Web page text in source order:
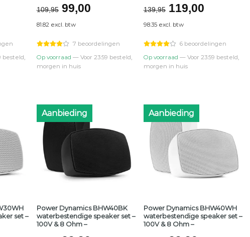
besteld,
109,95 Oorspronkelijke
prijs
was:
€109,95.
99,00Huidige
€99,00.
81.82 excl. btw
7 beoordelingen
Op voorraad — Voor 23:59 besteld,
morgen in huis
139,95
prijs
was:
€139,95.
119,00Huidige
€119,00.
98.35 excl. btw
6 beoordelingen
Op voorraad — Voor 23:59 besteld,
morgen in huis
set –
Aanbieding
Power Dynamics BHW40BK
waterbestendige speaker set –
100V & 8 Ohm –
Aanbieding
Power Dynamics BHW40WH
waterbestendige speaker set –
100V & 8 Ohm –